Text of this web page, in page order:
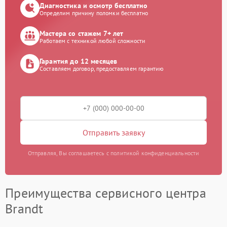
Диагностика и осмотр бесплатно
Определим причину поломки бесплатно
Мастера со стажем 7+ лет
Работаем с техникой любой сложности
Гарантия до 12 месяцев
Составляем договор, предоставляем гарантию
Отправить заявку
Отправляя, Вы соглашаетесь с политикой конфиденциальности
Преимущества сервисного центра
Brandt